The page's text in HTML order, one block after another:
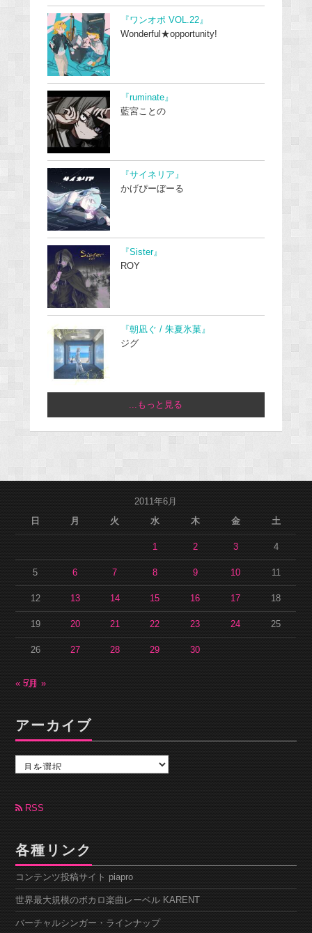
『ワンオポ VOL.22』
Wonderful★opportunity!
『ruminate』
藍宮ことの
『サイネリア』
かげぴーぼーる
『Sister』
ROY
『朝凪ぐ / 朱夏氷菓』
ジグ
...もっと見る
2011年6月
日
月 火 水 木 金 土
1 2 3 4
5 6 7 8 9 10 11
12 13 14 15 16 17 18
19 20 21 22 23 24 25
26 27 28 29 30
« 5月7月 »
アーカイブ
カ
ブ RSS
各種リンク
コンテンツ投稿サイト piapro
世界最大規模のボカロ楽曲レーベル KARENT
バーチャルシンガー・ラインナップ